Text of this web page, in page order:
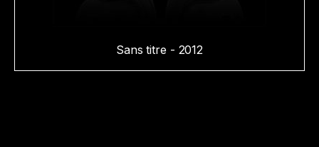
Sans titre - 2012